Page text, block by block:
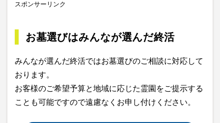
スポンサーリンク
お墓選びはみんなが選んだ終活
みんなが選んだ終活ではお墓選びのご相談に対応して
おります。
お客様のご希望予算と地域に応じた霊園をご提示する
ことも可能ですので遠慮なくお申し付けください。